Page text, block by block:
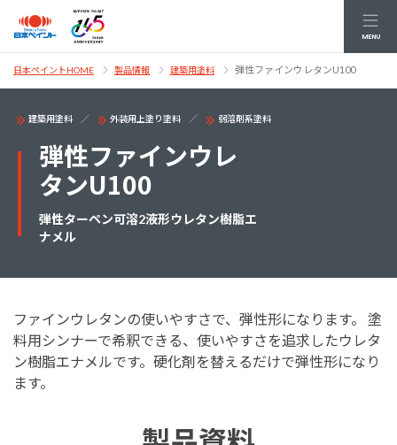
MENU
日本ペイントHOME 製品情報 建築用塗料 弾性ファインウレタンU100
建築用塗料 外装用上塗り塗料 弱溶剤系塗料
弾性ファインウレ
タンU100
弾性ターペン可溶2液形ウレタン樹脂エ
ナメル
ファインウレタンの使いやすさで、弾性形になります。 塗
料用シンナーで希釈できる、使いやすさを追求したウレタ
ン樹脂エナメルです。硬化剤を替えるだけで弾性形になり
ます。